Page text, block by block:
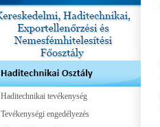
Haditechnikai tevékenység
Tevékenységi engedélyezés